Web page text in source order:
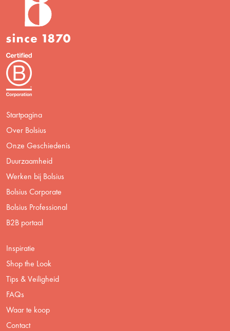
Startpagina
Over Bolsius
Onze Geschiedenis
Duurzaamheid
Werken bij Bolsius
Bolsius Corporate
Bolsius Professional
B2B portaal
Inspiratie
Shop the Look
Tips & Veiligheid
FAQs
Waar te koop
Contact